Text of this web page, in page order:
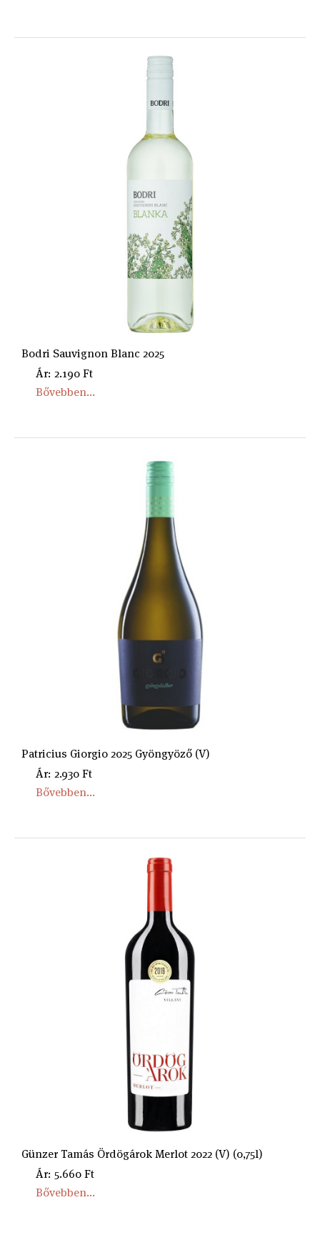
Bodri Sauvignon Blanc 2025
Ár: 2.190 Ft
Bővebben...
Patricius Giorgio 2025 Gyöngyöző (V)
Ár: 2.930 Ft
Bővebben...
Günzer Tamás Ördögárok Merlot 2022 (V) (0,75l)
Ár: 5.660 Ft
Bővebben...